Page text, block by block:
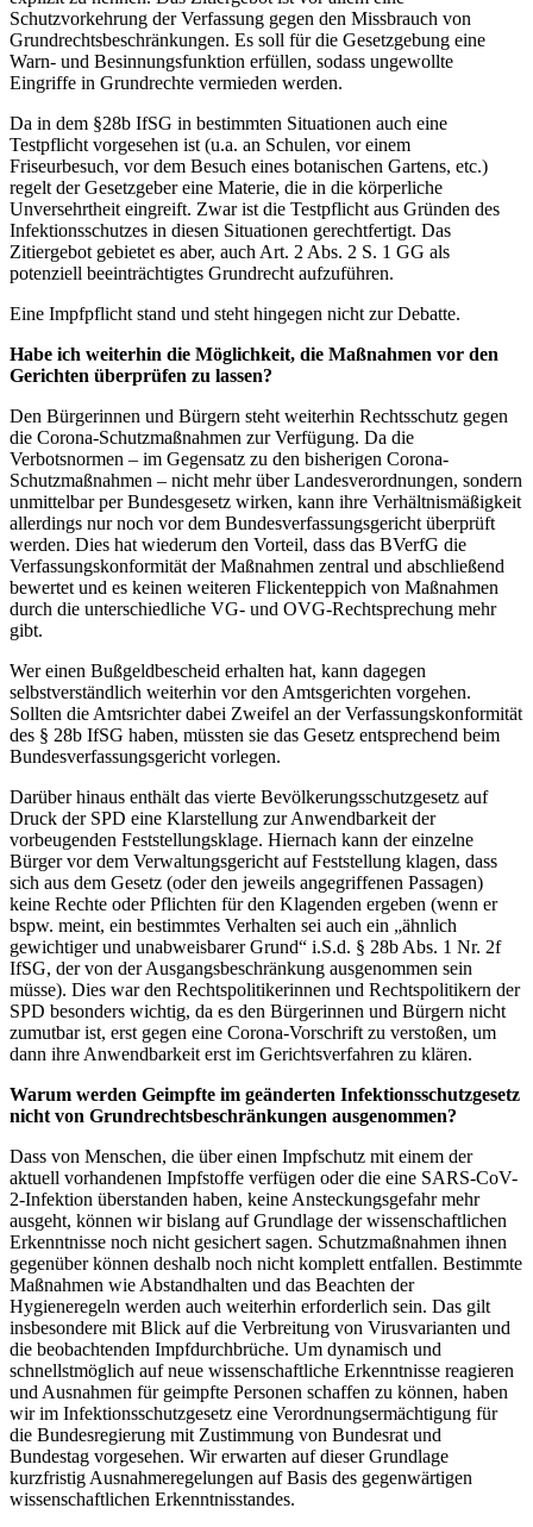
Schutzvorkehrung der Verfassung gegen den Missbrauch von
Grundrechtsbeschränkungen. Es soll für die Gesetzgebung eine
Warn- und Besinnungsfunktion erfüllen, sodass ungewollte
Eingriffe in Grundrechte vermieden werden.
Da in dem §28b IfSG in bestimmten Situationen auch eine
Testpflicht vorgesehen ist (u.a. an Schulen, vor einem
Friseurbesuch, vor dem Besuch eines botanischen Gartens, etc.)
regelt der Gesetzgeber eine Materie, die in die körperliche
Unversehrtheit eingreift. Zwar ist die Testpflicht aus Gründen des
Infektionsschutzes in diesen Situationen gerechtfertigt. Das
Zitiergebot gebietet es aber, auch Art. 2 Abs. 2 S. 1 GG als
potenziell beeinträchtigtes Grundrecht aufzuführen.
Eine Impfpflicht stand und steht hingegen nicht zur Debatte.
Habe ich weiterhin die Möglichkeit, die Maßnahmen vor den
Gerichten überprüfen zu lassen?
Den Bürgerinnen und Bürgern steht weiterhin Rechtsschutz gegen
die Corona-Schutzmaßnahmen zur Verfügung. Da die
Verbotsnormen – im Gegensatz zu den bisherigen Corona-
Schutzmaßnahmen – nicht mehr über Landesverordnungen, sondern
unmittelbar per Bundesgesetz wirken, kann ihre Verhältnismäßigkeit
allerdings nur noch vor dem Bundesverfassungsgericht überprüft
werden. Dies hat wiederum den Vorteil, dass das BVerfG die
Verfassungskonformität der Maßnahmen zentral und abschließend
bewertet und es keinen weiteren Flickenteppich von Maßnahmen
durch die unterschiedliche VG- und OVG-Rechtsprechung mehr
gibt.
Wer einen Bußgeldbescheid erhalten hat, kann dagegen
selbstverständlich weiterhin vor den Amtsgerichten vorgehen.
Sollten die Amtsrichter dabei Zweifel an der Verfassungskonformität
des § 28b IfSG haben, müssten sie das Gesetz entsprechend beim
Bundesverfassungsgericht vorlegen.
Darüber hinaus enthält das vierte Bevölkerungsschutzgesetz auf
Druck der SPD eine Klarstellung zur Anwendbarkeit der
vorbeugenden Feststellungsklage. Hiernach kann der einzelne
Bürger vor dem Verwaltungsgericht auf Feststellung klagen, dass
sich aus dem Gesetz (oder den jeweils angegriffenen Passagen)
keine Rechte oder Pflichten für den Klagenden ergeben (wenn er
bspw. meint, ein bestimmtes Verhalten sei auch ein „ähnlich
gewichtiger und unabweisbarer Grund“ i.S.d. § 28b Abs. 1 Nr. 2f
IfSG, der von der Ausgangsbeschränkung ausgenommen sein
müsse). Dies war den Rechtspolitikerinnen und Rechtspolitikern der
SPD besonders wichtig, da es den Bürgerinnen und Bürgern nicht
zumutbar ist, erst gegen eine Corona-Vorschrift zu verstoßen, um
dann ihre Anwendbarkeit erst im Gerichtsverfahren zu klären.
Warum werden Geimpfte im geänderten Infektionsschutzgesetz
nicht von Grundrechtsbeschränkungen ausgenommen?
Dass von Menschen, die über einen Impfschutz mit einem der
aktuell vorhandenen Impfstoffe verfügen oder die eine SARS-CoV-
2-Infektion überstanden haben, keine Ansteckungsgefahr mehr
ausgeht, können wir bislang auf Grundlage der wissenschaftlichen
Erkenntnisse noch nicht gesichert sagen. Schutzmaßnahmen ihnen
gegenüber können deshalb noch nicht komplett entfallen. Bestimmte
Maßnahmen wie Abstandhalten und das Beachten der
Hygieneregeln werden auch weiterhin erforderlich sein. Das gilt
insbesondere mit Blick auf die Verbreitung von Virusvarianten und
die beobachtenden Impfdurchbrüche. Um dynamisch und
schnellstmöglich auf neue wissenschaftliche Erkenntnisse reagieren
und Ausnahmen für geimpfte Personen schaffen zu können, haben
wir im Infektionsschutzgesetz eine Verordnungsermächtigung für
die Bundesregierung mit Zustimmung von Bundesrat und
Bundestag vorgesehen. Wir erwarten auf dieser Grundlage
kurzfristig Ausnahmeregelungen auf Basis des gegenwärtigen
wissenschaftlichen Erkenntnisstandes.